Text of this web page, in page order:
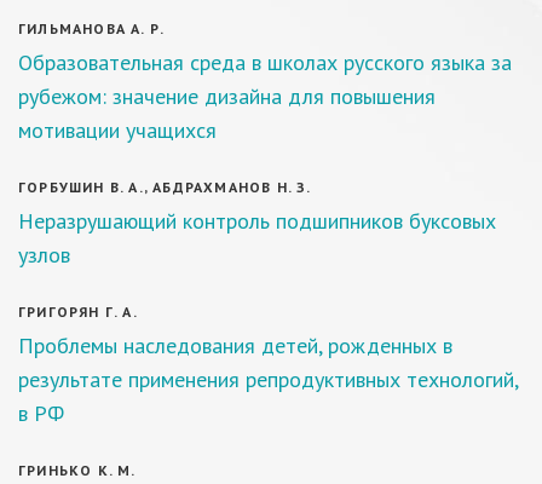
ГИЛЬМАНОВА А. Р.
Образовательная среда в школах русского языка за
рубежом: значение дизайна для повышения
мотивации учащихся
ГОРБУШИН В. А., АБДРАХМАНОВ Н. З.
Неразрушающий контроль подшипников буксовых
узлов
ГРИГОРЯН Г. А.
Проблемы наследования детей, рожденных в
результате применения репродуктивных технологий,
в РФ
ГРИНЬКО К. М.